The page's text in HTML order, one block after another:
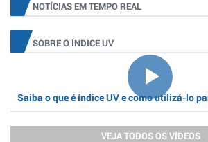
NOTÍCIAS EM TEMPO REAL
SOBRE O ÍNDICE UV
Saiba o que é índice UV e como utilizá-lo
VEJA TODOS OS VÍDEOS